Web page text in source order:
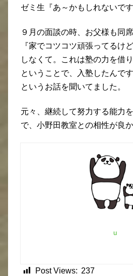
ゼミ生『あ～かもしれないです
９月の面談の時、お父様も同席
『家でコツコツ頑張ってるけ
しなくて。これは塾の力を借
ということで、入塾したんです
というお話を聞いてました。
元々、継続して努力する能力
で、小野田教室との相性が良
u
Post Views: 237